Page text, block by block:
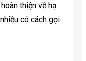
thiện về hạ
có cách gọi